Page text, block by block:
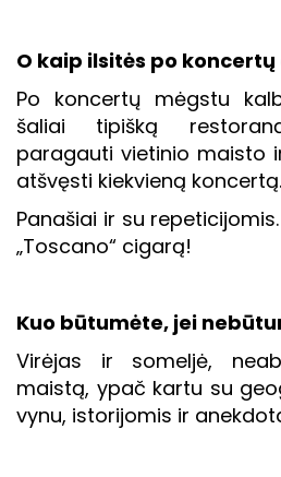
O kaip ilsitės po
Po koncertų mėgstu
šaliai tipišką
paragauti vietinio maisto
atšvęsti kiekvieną koncertą.
Panašiai ir su
„Toscano“ cigarą!
Kuo būtumėte, jei
Virėjas ir someljė,
maistą, ypač kartu su
vynu, istorijomis ir